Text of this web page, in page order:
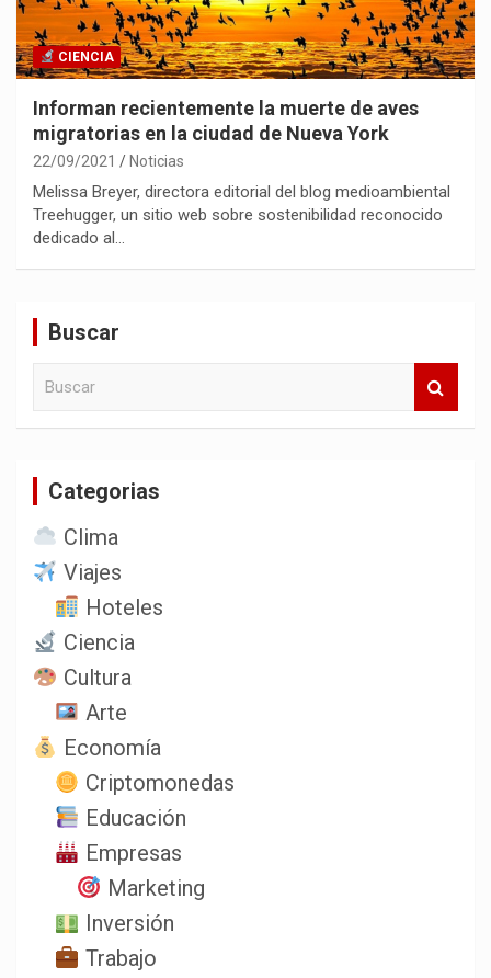
CIENCIA
Informan recientemente la muerte de aves
migratorias en la ciudad de Nueva York
22/09/2021 Noticias
Melissa Breyer, directora editorial del blog medioambiental
Treehugger, un sitio web sobre sostenibilidad reconocido
dedicado al…
Buscar
Categorias
Clima
Viajes
Hoteles
Ciencia
Cultura
Arte
Economía
Criptomonedas
Educación
Empresas
Marketing
Inversión
Trabajo